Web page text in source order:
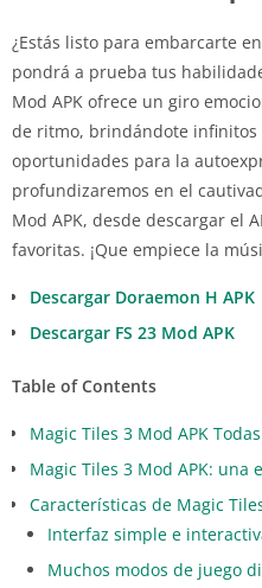
¿Estás listo para embarcarte
pondrá a prueba tus
Mod APK ofrece un giro
de ritmo, brindándote infinitos
oportunidades para la
profundizaremos en el
Mod APK, desde descargar el
favoritas. ¡Que empiece la
Descargar Doraemon H APK
Descargar FS 23 Mod APK
Table of Contents
Magic Tiles 3 Mod APK
Magic Tiles 3 Mod APK: una
Características de Magic
Interfaz simple e
Muchos modos de juego